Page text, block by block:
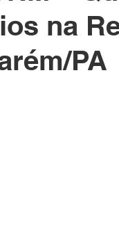
na
PA